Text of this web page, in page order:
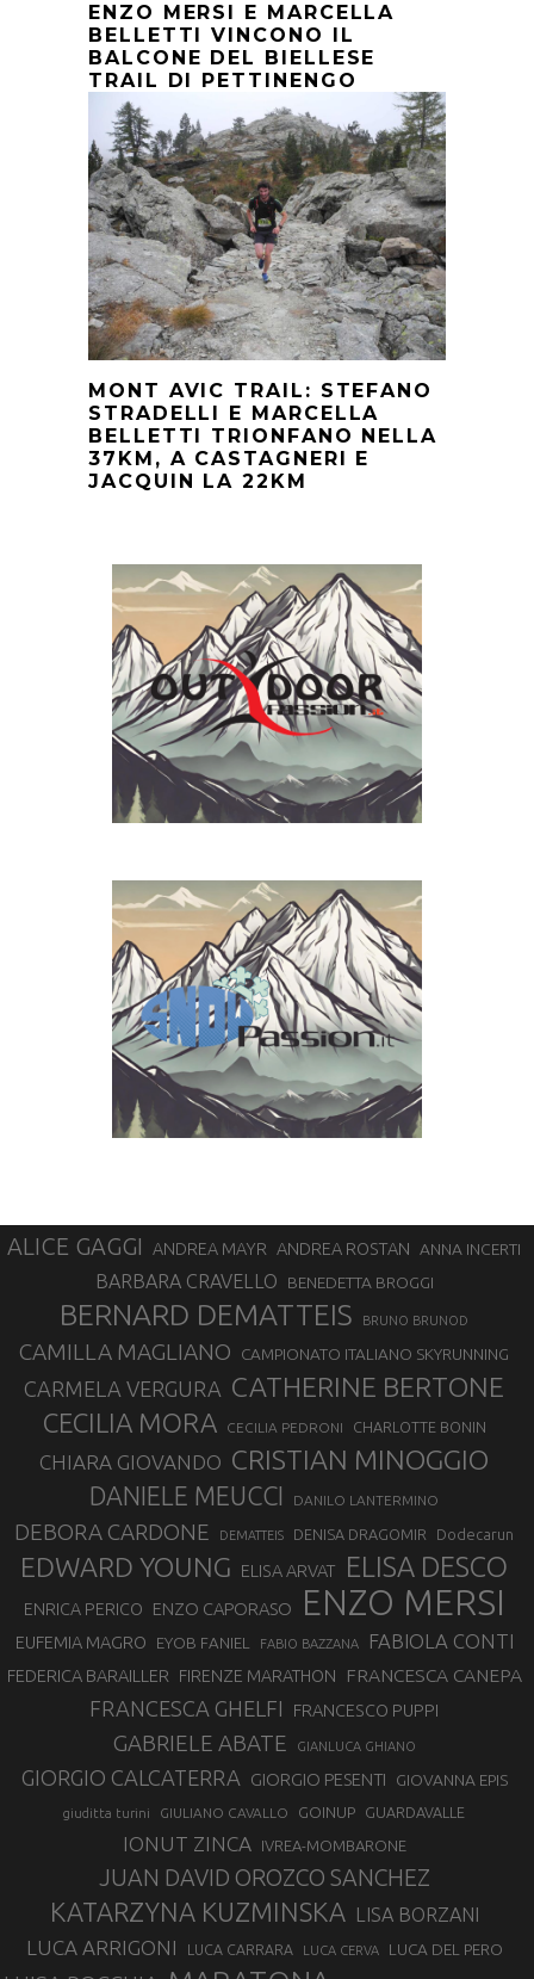
ENZO MERSI E MARCELLA
BELLETTI VINCONO IL
BALCONE DEL BIELLESE
TRAIL DI PETTINENGO
MONT AVIC TRAIL: STEFANO
STRADELLI E MARCELLA
BELLETTI TRIONFANO NELLA
37KM, A CASTAGNERI E
JACQUIN LA 22KM
ALICE GAGGI ANDREA MAYR ANDREA ROSTAN ANNA INCERTI
BARBARA CRAVELLO BENEDETTA BROGGI
BERNARD DEMATTEIS BRUNO BRUNOD
CAMILLA MAGLIANO CAMPIONATO ITALIANO SKYRUNNING
CARMELA VERGURA CATHERINE BERTONE
CECILIA MORA CECILIA PEDRONI CHARLOTTE BONIN
CHIARA GIOVANDO CRISTIAN MINOGGIO
DANIELE MEUCCI DANILO LANTERMINO
DEBORA CARDONE DEMATTEIS DENISA DRAGOMIR Dodecarun
EDWARD YOUNG ELISA ARVAT ELISA DESCO
ENRICA PERICO ENZO CAPORASO ENZO MERSI
EUFEMIA MAGRO EYOB FANIEL FABIO BAZZANA FABIOLA CONTI
FEDERICA BARAILLER FIRENZE MARATHON FRANCESCA CANEPA
FRANCESCA GHELFI FRANCESCO PUPPI
GABRIELE ABATE GIANLUCA GHIANO
GIORGIO CALCATERRA GIORGIO PESENTI GIOVANNA EPIS
giuditta turini GIULIANO CAVALLO GOINUP GUARDAVALLE
IONUT ZINCA IVREA-MOMBARONE
JUAN DAVID OROZCO SANCHEZ
KATARZYNA KUZMINSKA LISA BORZANI
LUCA ARRIGONI LUCA CARRARA LUCA CERVA LUCA DEL PERO